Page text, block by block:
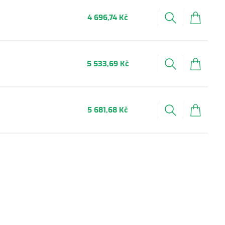
4 696,74 Kč
5 533,69 Kč
5 681,68 Kč